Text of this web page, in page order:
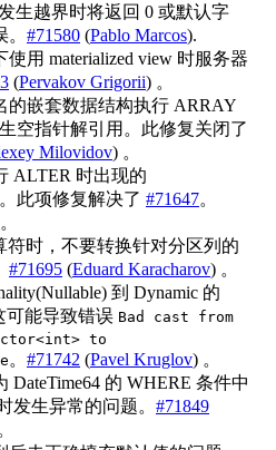
生越界时将返回 0 或默认字
#71580 (Pablo Marcos).
用 materialized view 时服务器
(Pervakov Grigorii) 。
的嵌套数据结构执行 ARRAY
空指针解引用。此修复关闭了
Milovidov) 。
ALTER 时出现的
此项修复解决了 #71647。
符时，不要转换针对分区列的
#71695 (Eduard Karacharov) 。
到 Dynamic 的
可能导致错误 Bad cast from
to
。 #71742 (Pavel Kruglov) 。
DateTime64 的 WHERE 条件中
发生异常的问题。 #71849